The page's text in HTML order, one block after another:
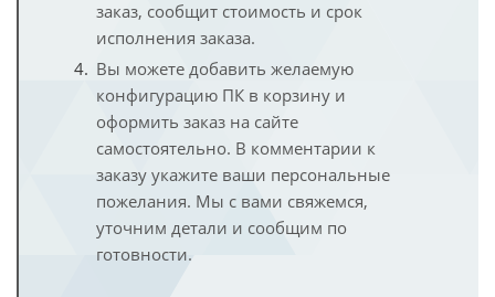
заказ, сообщит стоимость и срок
исполнения заказа.
Вы можете добавить желаемую
конфигурацию ПК в корзину и
оформить заказ на сайте
самостоятельно. В комментарии к
заказу укажите ваши персональные
пожелания. Мы с вами свяжемся,
уточним детали и сообщим по
готовности.